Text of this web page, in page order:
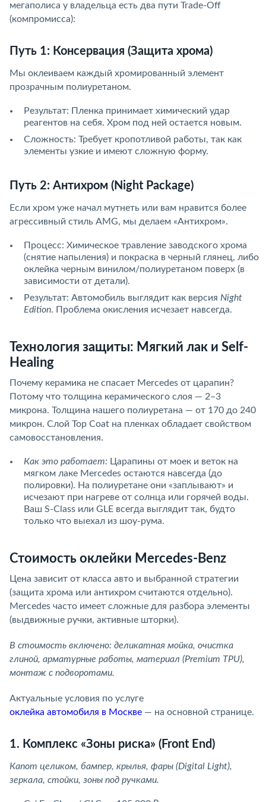
мегаполиса у владельца есть два пути Trade-Off
(компромисса):
Путь 1: Консервация (Защита хрома)
Мы оклеиваем каждый хромированный элемент
прозрачным полиуретаном.
Результат: Пленка принимает химический удар
реагентов на себя. Хром под ней остается новым.
Сложность: Требует кропотливой работы, так как
элементы узкие и имеют сложную форму.
Путь 2: Антихром (Night Package)
Если хром уже начал мутнеть или вам нравится более
агрессивный стиль AMG, мы делаем «Антихром».
Процесс: Химическое травление заводского хрома
(снятие напыления) и покраска в черный глянец, либо
оклейка черным винилом/полиуретаном поверх (в
зависимости от детали).
Результат: Автомобиль выглядит как версия Night
Edition. Проблема окисления исчезает навсегда.
Технология защиты: Мягкий лак и Self-
Healing
Почему керамика не спасает Mercedes от царапин?
Потому что толщина керамического слоя — 2–3
микрона. Толщина нашего полиуретана — от 170 до 240
микрон. Слой Top Coat на пленках обладает свойством
самовосстановления.
Как это работает: Царапины от моек и веток на
мягком лаке Mercedes остаются навсегда (до
полировки). На полиуретане они «заплывают» и
исчезают при нагреве от солнца или горячей воды.
Ваш S-Class или GLE всегда выглядит так, будто
только что выехал из шоу-рума.
Стоимость оклейки Mercedes-Benz
Цена зависит от класса авто и выбранной стратегии
(защита хрома или антихром считаются отдельно).
Mercedes часто имеет сложные для разбора элементы
(выдвижные ручки, активные шторки).
В стоимость включено: деликатная мойка, очистка
глиной, арматурные работы, материал (Premium TPU),
монтаж с подворотами.
Актуальные условия по услуге
оклейка автомобиля в Москве — на основной странице.
1. Комплекс «Зоны риска» (Front End)
Капот целиком, бампер, крылья, фары (Digital Light),
зеркала, стойки, зоны под ручками.